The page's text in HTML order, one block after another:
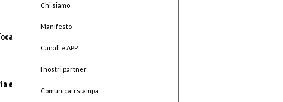
e
Chi siamo
Manifesto
Canali e APP
I nostri partner
Comunicati stampa